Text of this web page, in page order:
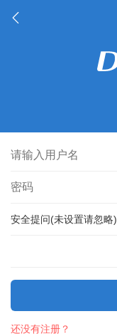
安全提问(未设置请忽略)
还没有注册？